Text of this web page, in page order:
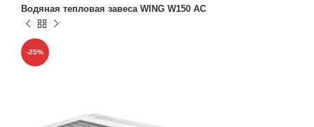
Водяная тепловая завеса WING W150 AC
-25%